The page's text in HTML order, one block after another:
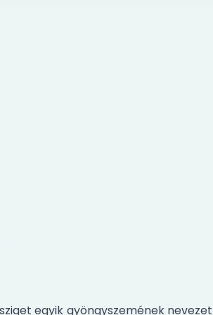
egyik gyöngyszemének